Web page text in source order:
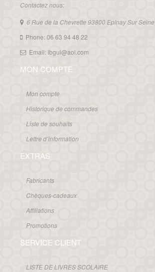
Contactez nous:
6 Rue de la Chevrette 93800 Epinay Sur Seine
Phone: 06 63 94 48 22
Email: ibgui@aol.com
MON COMPTE
Mon compte
Historique de commandes
Liste de souhaits
Lettre d’information
EXTRAS
Fabricants
Chèques-cadeaux
Affiliations
Promotions
SERVICE CLIENT
LISTE DE LIVRES SCOLAIRE